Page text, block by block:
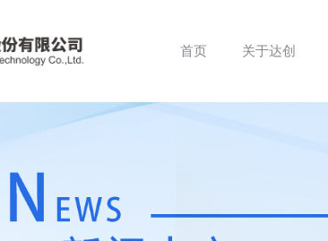
首页 关于达创